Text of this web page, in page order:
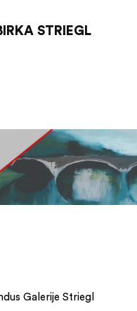
STRIEGL
Galerije Striegl